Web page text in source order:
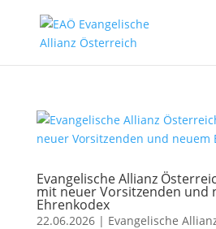
Evangelische Allianz
mit neuer Vorsitzenden und
Ehrenkodex
22.06.2026| Evangelische